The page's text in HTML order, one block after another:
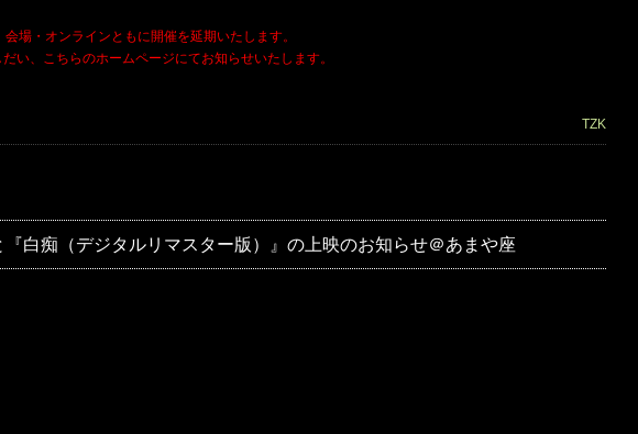
場・オンラインともに開催を延期いたします。
い、こちらのホームページにてお知らせいたします。
TZK
白痴（デジタルリマスター版）』の上映のお知らせ＠あまや座